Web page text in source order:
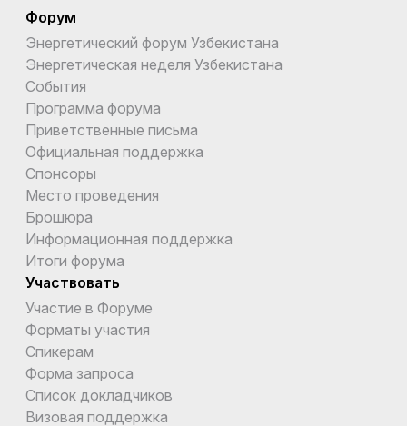
Форум
Энергетический форум Узбекистана
Энергетическая неделя Узбекистана
События
Программа форума
Приветственные письма
Официальная поддержка
Спонсоры
Место проведения
Брошюра
Информационная поддержка
Итоги форума
Участвовать
Участие в Форуме
Форматы участия
Спикерам
Форма запроса
Список докладчиков
Визовая поддержка